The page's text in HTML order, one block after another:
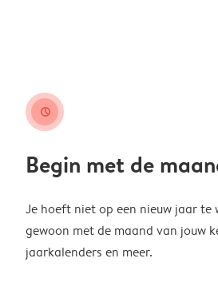
clock
Begin met de
Je hoeft niet op een nieuw jaar te
gewoon met de maand van jouw
jaarkalenders en meer.